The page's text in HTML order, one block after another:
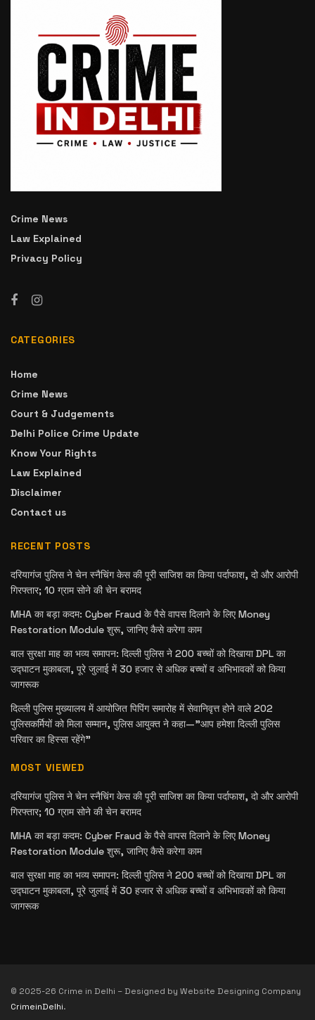
Crime News
Law Explained
Privacy Policy
CATEGORIES
Home
Crime News
Court & Judgements
Delhi Police Crime Update
Know Your Rights
Law Explained
Disclaimer
Contact us
RECENT POSTS
दरियागंज पुलिस ने चेन स्नैचिंग केस की पूरी साजिश का किया पर्दाफाश, दो और आरोपी
गिरफ्तार; 10 ग्राम सोने की चेन बरामद
MHA का बड़ा कदम: Cyber Fraud के पैसे वापस दिलाने के लिए Money
Restoration Module शुरू, जानिए कैसे करेगा काम
बाल सुरक्षा माह का भव्य समापन: दिल्ली पुलिस ने 200 बच्चों को दिखाया DPL का
उद्घाटन मुकाबला, पूरे जुलाई में 30 हजार से अधिक बच्चों व अभिभावकों को किया
जागरूक
दिल्ली पुलिस मुख्यालय में आयोजित पिपिंग समारोह में सेवानिवृत्त होने वाले 202
पुलिसकर्मियों को मिला सम्मान, पुलिस आयुक्त ने कहा—”आप हमेशा दिल्ली पुलिस
परिवार का हिस्सा रहेंगे”
MOST VIEWED
दरियागंज पुलिस ने चेन स्नैचिंग केस की पूरी साजिश का किया पर्दाफाश, दो और आरोपी
गिरफ्तार; 10 ग्राम सोने की चेन बरामद
MHA का बड़ा कदम: Cyber Fraud के पैसे वापस दिलाने के लिए Money
Restoration Module शुरू, जानिए कैसे करेगा काम
बाल सुरक्षा माह का भव्य समापन: दिल्ली पुलिस ने 200 बच्चों को दिखाया DPL का
उद्घाटन मुकाबला, पूरे जुलाई में 30 हजार से अधिक बच्चों व अभिभावकों को किया
जागरूक
© 2025-26 Crime in Delhi – Designed by Website Designing Company
CrimeinDelhi.